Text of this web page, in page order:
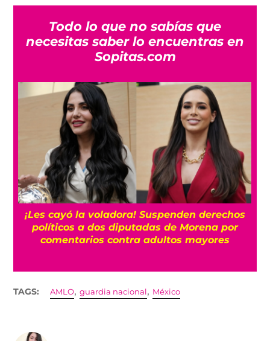
Todo lo que no sabías que
necesitas saber lo encuentras en
Sopitas.com
¡Les cayó la voladora! Suspenden derechos
políticos a dos diputadas de Morena por
comentarios contra adultos mayores
TAGS: AMLO,guardia nacional , México